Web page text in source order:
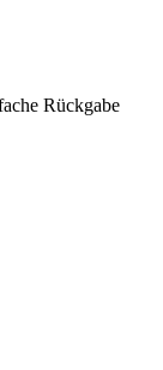
Rückgabe